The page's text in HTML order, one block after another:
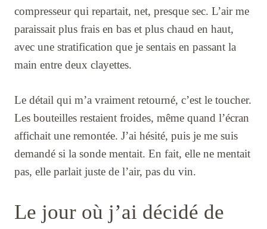
compresseur qui repartait, net, presque sec. L’air me
paraissait plus frais en bas et plus chaud en haut,
avec une stratification que je sentais en passant la
main entre deux clayettes.
Le détail qui m’a vraiment retourné, c’est le toucher.
Les bouteilles restaient froides, même quand l’écran
affichait une remontée. J’ai hésité, puis je me suis
demandé si la sonde mentait. En fait, elle ne mentait
pas, elle parlait juste de l’air, pas du vin.
Le jour où j’ai décidé de